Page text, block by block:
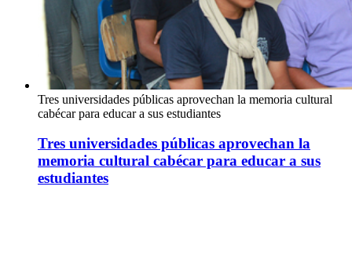
Tres universidades públicas aprovechan la memoria cultural
cabécar para educar a sus estudiantes
Tres universidades públicas aprovechan la
memoria cultural cabécar para educar a sus
estudiantes